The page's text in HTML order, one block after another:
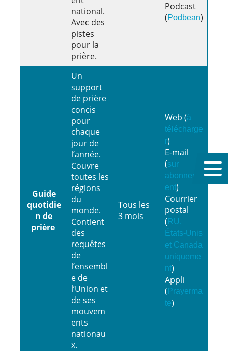
national.
Avec des
pistes
pour la
prière.
Podcast
(Podbean)
Guide
quotidie
n de
prière
Un
support
de prière
concis
pour
chaque
jour de
l’année.
Couvre
toutes les
régions
du
monde.
Contient
des
requêtes
de
l’ensembl
e de
l’Union et
de ses
mouvem
ents
nationau
x.
Tous les
3 mois
Web (à
télécharge
r)
E-mail
(sur
abonnem
ent)
Courrier
postal
( RU,
États-Unis
et Canada
uniqueme
nt)
Appli
( Prayerma
te)